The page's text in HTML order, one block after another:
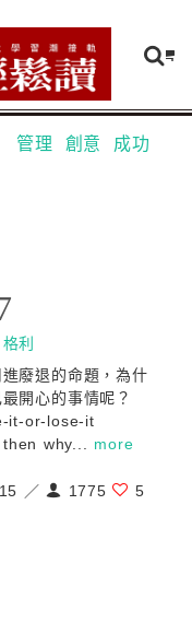
管理 創意 成功
利
廢退的命題，為什
開心的事情呢？
it-or-lose-it
why... more
／ 1775 5